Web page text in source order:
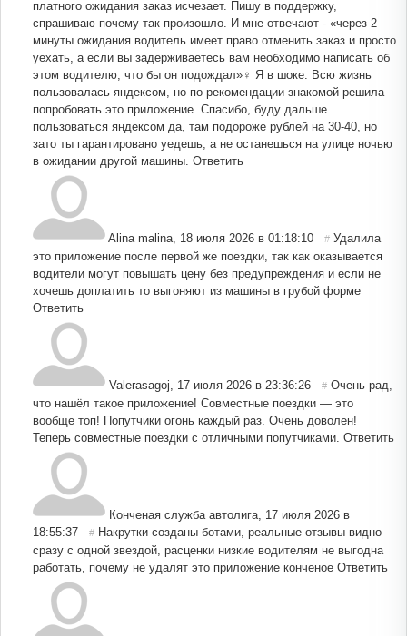
платного ожидания‍ заказ исчезает. Пишу в поддержку,
спрашиваю почему так произошло. И мне отвечают - «через 2
минуты ожидания водитель имеет право отменить заказ и просто
уехать, а если вы задерживаетесь вам необходимо написать об
этом водителю, что бы он подождал»‍♀️ Я в шоке. Всю жизнь
пользовалась яндексом, но по рекомендации знакомой решила
попробовать это приложение. Спасибо, буду дальше
пользоваться яндексом да, там подороже рублей на 30-40, но
зато ты гарантировано уедешь, а не останешься на улице ночью
в ожидании другой машины. Ответить
Alina malina 18 июля 2026 в 01:18:10 # Удалила
это приложение после первой же поездки, так как оказывается
водители могут повышать цену без предупреждения и если не
хочешь доплатить то выгоняют из машины в грубой форме
Ответить
Valerasagoj 17 июля 2026 в 23:36:26 # Очень рад,
что нашёл такое приложение! Совместные поездки — это
вообще топ! Попутчики огонь каждый раз. Очень доволен!
Теперь совместные поездки с отличными попутчиками. Ответить
Конченая служба автолига 17 июля 2026 в
18:55:37
# Накрутки созданы ботами, реальные отзывы видно
сразу с одной звездой, расценки низкие водителям не выгодна
работать, почему не удалят это приложение конченое Ответить